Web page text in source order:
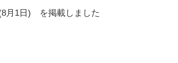
月1日) を掲載しました